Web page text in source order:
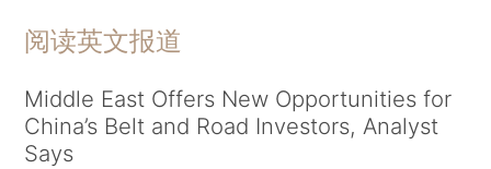
阅读英文报道
Middle East Offers New Opportunities for
China’s Belt and Road Investors, Analyst
Says